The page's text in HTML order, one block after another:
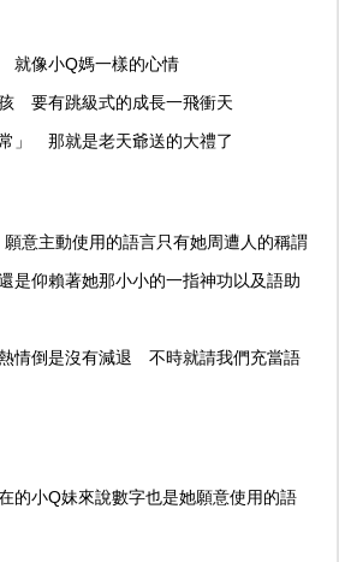
就像小Q媽一樣的心情
要有跳級式的成長一飛衝天
」 那就是老天爺送的大禮了
意主動使用的語言只有她周遭人的稱謂
仰賴著她那小小的一指神功以及語助
情倒是沒有減退 不時就請我們充當語
小Q妹來說數字也是她願意使用的語